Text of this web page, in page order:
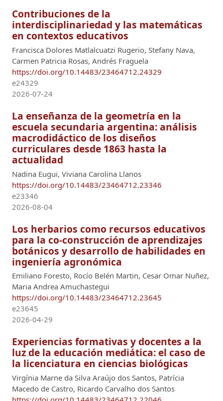
Contribuciones de la
interdisciplinariedad y las matemáticas
en contextos educativos
Francisca Dolores Matlalcuatzi Rugerio, Stefany Nava,
Carmen Patricia Rosas, Andrés Fraguela
https://doi.org/10.14483/23464712.24329
e24329
2026-07-24
La enseñanza de la geometría en la
escuela secundaria argentina: análisis
macrodidáctico de los diseños
curriculares desde 1863 hasta la
actualidad
Nadina Eugui, Viviana Carolina Llanos
https://doi.org/10.14483/23464712.23346
e23346
2026-08-04
Los herbarios como recursos educativos
para la co-construcción de aprendizajes
botánicos y desarrollo de habilidades en
ingeniería agronómica
Emiliano Foresto, Rocío Belén Martin, Cesar Omar Nuñez,
Maria Andrea Amuchastegui
https://doi.org/10.14483/23464712.23645
e23645
2026-04-29
Experiencias formativas y docentes a la
luz de la educación mediática: el caso de
la licenciatura en ciencias biológicas
Virgínia Marne da Silva Araújo dos Santos, Patrícia
Macedo de Castro, Ricardo Carvalho dos Santos